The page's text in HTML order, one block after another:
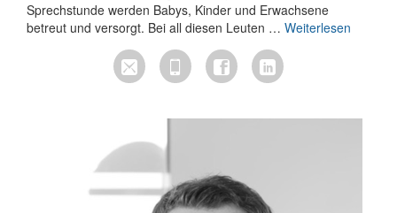
Sprechstunde werden Babys, Kinder und Erwachsene
betreut und versorgt. Bei all diesen Leuten … Weiterlesen